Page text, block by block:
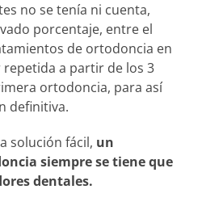
no se tenía ni cuenta,
porcentaje, entre el
de ortodoncia en
a partir de los 3
ortodoncia, para así
definitiva.
solución fácil, un
siempre se tiene que
dentales.